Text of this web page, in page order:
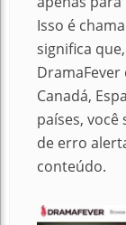
Isso é
significa
DramaFever
Canadá,
países,
de erro
conteúdo.